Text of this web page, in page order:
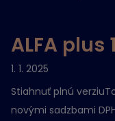
ALFA plus
1. 1. 2025
Stiahnuť plnú
novými sadzbami